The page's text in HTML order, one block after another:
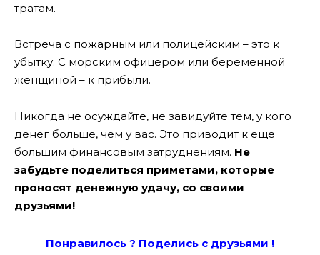
тратам.
Встреча с пожарным или полицейским – это к
убытку. С морским офицером или беременной
женщиной – к прибыли.
Никогда не осуждайте, не завидуйте тем, у кого
денег больше, чем у вас. Это приводит к еще
большим финансовым затруднениям. Не
забудьте поделиться приметами, которые
проносят денежную удачу, со своими
друзьями!
Понравилось ? Поделись с друзьями !